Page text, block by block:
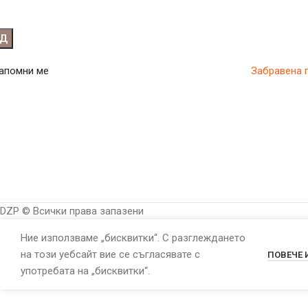
Забравена
ме
DZP © Всички права запазени
Ние използваме „бисквитки“. С разглеждането
на този уебсайт вие се съгласявате с
употребата на „бисквитки“.